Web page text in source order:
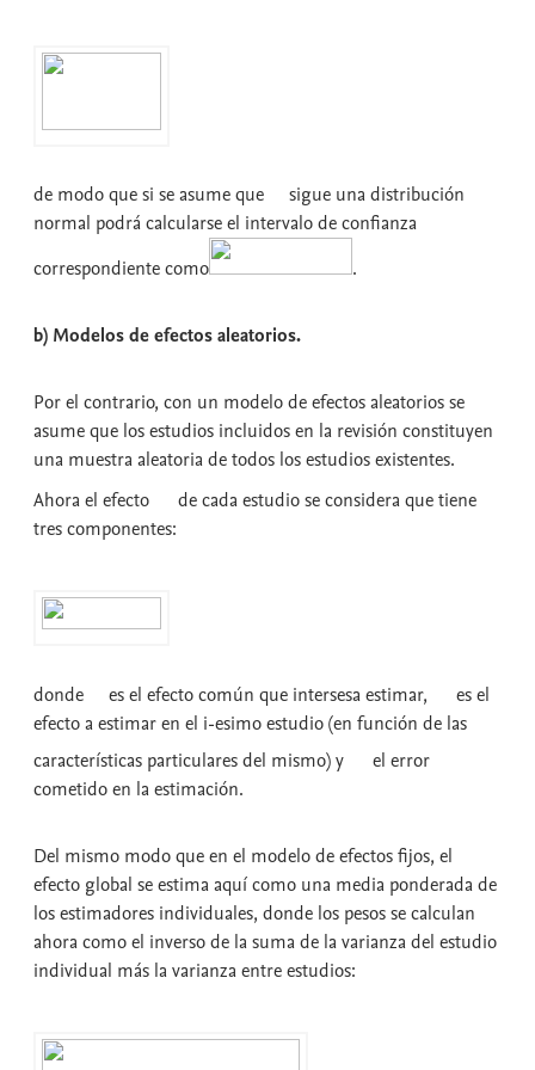
de modo que si se asume que
sigue una distribución
normal podrá calcularse el intervalo de confianza
correspondiente como
.
b) Modelos de efectos aleatorios.
Por el contrario, con un modelo de efectos aleatorios se
asume que los estudios incluidos en la revisión constituyen
una muestra aleatoria de todos los estudios existentes.
Ahora el efecto
de cada estudio se considera que tiene
tres componentes:
donde es el efecto común que intersesa estimar,
es el
efecto a estimar en el i-esimo estudio (en función de las
características particulares del mismo) y
el error
cometido en la estimación.
Del mismo modo que en el modelo de efectos fijos, el
efecto global se estima aquí como una media ponderada de
los estimadores individuales, donde los pesos se calculan
ahora como el inverso de la suma de la varianza del estudio
individual más la varianza entre estudios: